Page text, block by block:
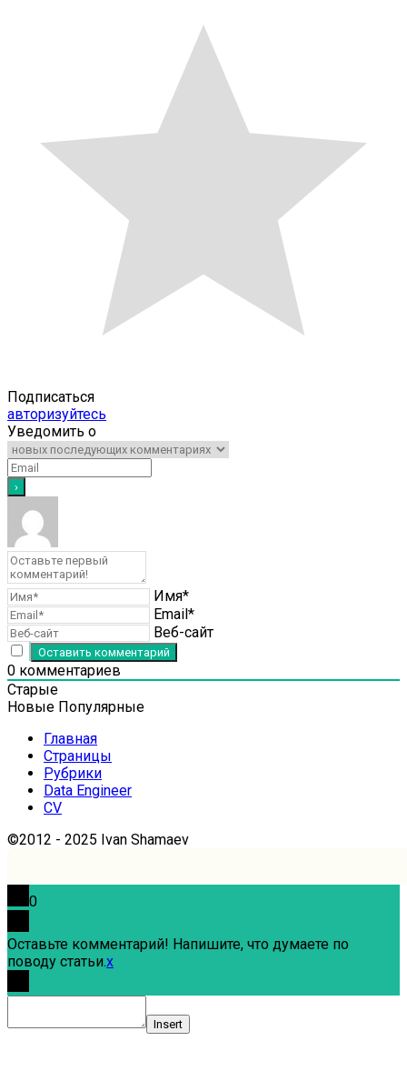
Подписаться
авторизуйтесь
Уведомить о
Имя*
Email*
Веб-сайт
0 комментариев
Старые
Новые Популярные
Главная
Страницы
Рубрики
Data Engineer
CV
©2012 - 2025 Ivan Shamaev
0
Оставьте комментарий! Напишите, что думаете по
поводу статьи.x
Insert